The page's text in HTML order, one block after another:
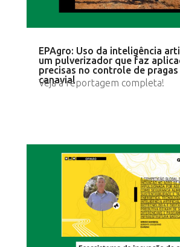
EPAgro: Uso da inteligência
um pulverizador que faz
precisas no controle de pragas
canavial
Veja a reportagem completa!